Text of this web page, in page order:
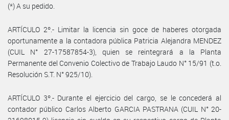
(*) A su pedido.
ARTÍCULO 2º.- Limitar la licencia sin goce de haberes otorgada
oportunamente a la contadora pública Patricia Alejandra MENDEZ
(CUIL N° 27-17587854-3), quien se reintegrará a la Planta
Permanente del Convenio Colectivo de Trabajo Laudo N° 15/91 (t.o.
Resolución S.T. N° 925/10).
ARTÍCULO 3º.- Durante el ejercicio del cargo, se le concederá al
contador público Carlos Alberto GARCIA PASTRANA (CUIL N° 20-